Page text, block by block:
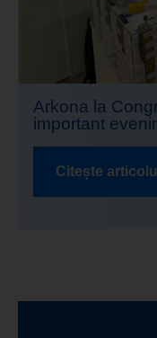
Arkona la
important
Citește articolul